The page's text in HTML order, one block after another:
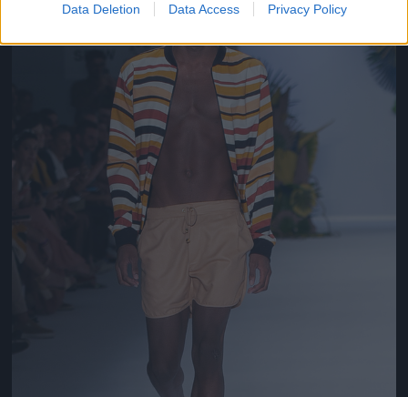
Data Deletion Data Access Privacy Policy